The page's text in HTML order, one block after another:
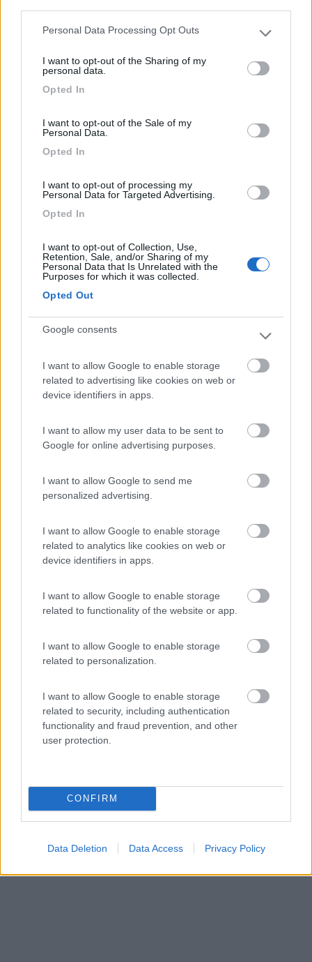
Please note that this website/app uses one or more Google
not limited to your visit or usage behaviour. You may click to
grant or deny consent to Google and its third-party tags to
use your data for below specified purposes in below Google
Personal Data Processing Opt Outs
I want to opt-out of the Sharing of my
personal data.
Opted In
I want to opt-out of the Sale of my
Personal Data.
Opted In
I want to opt-out of processing my
Personal Data for Targeted Advertising.
Opted In
I want to opt-out of Collection, Use,
Retention, Sale, and/or Sharing of my
Personal Data that Is Unrelated with the
Purposes for which it was collected.
Opted Out
Google consents
I want to allow Google to enable storage
related to advertising like cookies on web or
device identifiers in apps.
I want to allow my user data to be sent to
Google for online advertising purposes.
I want to allow Google to send me
personalized advertising.
I want to allow Google to enable storage
related to analytics like cookies on web or
device identifiers in apps.
I want to allow Google to enable storage
related to functionality of the website or app.
I want to allow Google to enable storage
related to personalization.
I want to allow Google to enable storage
related to security, including authentication
functionality and fraud prevention, and other
user protection.
CONFIRM
Data Deletion Data Access Privacy Policy
sosta...
Linda bei Neustadt-Orla - 344.1km
Area di sosta (AA)
Zeltplatz Hammermuhle
Servizi / Posizione
In piano su terra battuta, senza ombra, 21 posti senza
In Hammermuehle
Area di sosta (AA)
7 1
Servizi / Posizione
Il centro città è a 2 km, su prato, leggermente in pend...
Cheb - 412.9km